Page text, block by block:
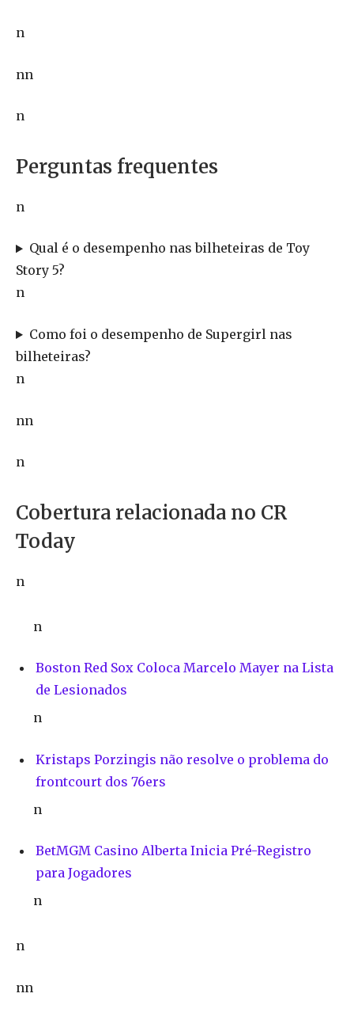
n
nn
n
Perguntas frequentes
n
Qual é o desempenho nas bilheteiras de Toy
Story 5?
n
Como foi o desempenho de Supergirl nas
bilheteiras?
n
nn
n
Cobertura relacionada no CR
Today
n
n
Boston Red Sox Coloca Marcelo Mayer na Lista
de Lesionados
n
Kristaps Porzingis não resolve o problema do
frontcourt dos 76ers
n
BetMGM Casino Alberta Inicia Pré-Registro
para Jogadores
n
n
nn